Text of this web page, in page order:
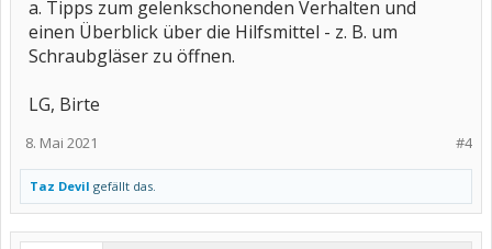
a. Tipps zum gelenkschonenden Verhalten und
einen Überblick über die Hilfsmittel - z. B. um
Schraubgläser zu öffnen.
LG, Birte
#4
8. Mai 2021
Taz Devil gefällt das.